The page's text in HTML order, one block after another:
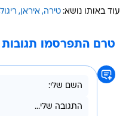
עוד באותו נושא: טירה איראן ריגול
טרם התפרסמו תגובות